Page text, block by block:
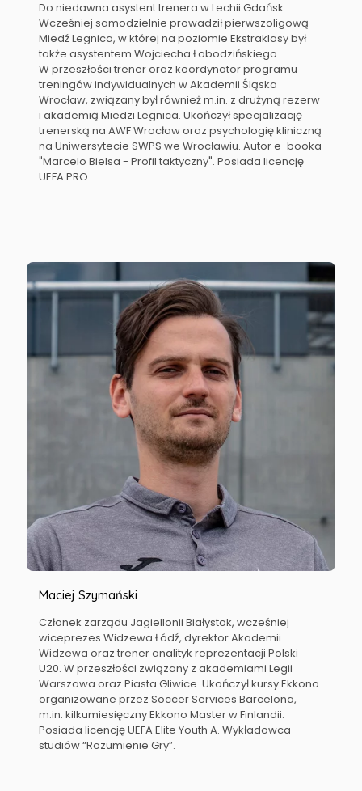
Do niedawna asystent trenera w Lechii Gdańsk.
Wcześniej samodzielnie prowadził pierwszoligową
Miedź Legnica, w której na poziomie Ekstraklasy był
także asystentem Wojciecha Łobodzińskiego.
W przeszłości trener oraz koordynator programu
treningów indywidualnych w Akademii Śląska
Wrocław, związany był również m.in. z drużyną rezerw
i akademią Miedzi Legnica. Ukończył specjalizację
trenerską na AWF Wrocław oraz psychologię kliniczną
na Uniwersytecie SWPS we Wrocławiu. Autor e-booka
"Marcelo Bielsa - Profil taktyczny". Posiada licencję
UEFA PRO.
Maciej Szymański
Członek zarządu Jagiellonii Białystok, wcześniej
wiceprezes Widzewa Łódź, dyrektor Akademii
Widzewa oraz trener analityk reprezentacji Polski
U20. W przeszłości związany z akademiami Legii
Warszawa oraz Piasta Gliwice. Ukończył kursy Ekkono
organizowane przez Soccer Services Barcelona,
m.in. kilkumiesięczny Ekkono Master w Finlandii.
Posiada licencję UEFA Elite Youth A. Wykładowca
studiów “Rozumienie Gry”.